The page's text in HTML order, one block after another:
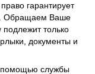
гарантирует
Обращаем Ваше
только
документы и
помощью службы